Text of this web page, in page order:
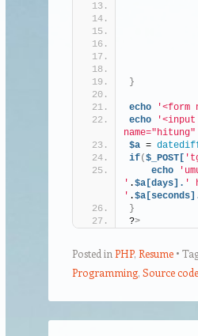
}
echo '<form
echo
$a =
if($_POST[
echo
' .$a[days]. '
' .
}
?>
Posted in PHP, Resume
Programming, Source code